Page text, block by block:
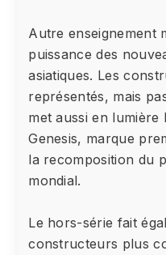
Autre enseignement
puissance des
asiatiques. Les
représentés, mais
met aussi en lumière
Genesis, marque
la recomposition du
mondial.
Le hors-série fait
constructeurs plus